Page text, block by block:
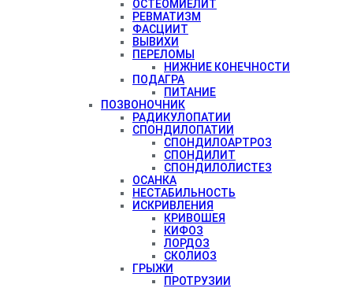
ОСТЕОМИЕЛИТ
РЕВМАТИЗМ
ФАСЦИИТ
ВЫВИХИ
ПЕРЕЛОМЫ
НИЖНИЕ КОНЕЧНОСТИ
ПОДАГРА
ПИТАНИЕ
ПОЗВОНОЧНИК
РАДИКУЛОПАТИИ
СПОНДИЛОПАТИИ
СПОНДИЛОАРТРОЗ
СПОНДИЛИТ
СПОНДИЛОЛИСТЕЗ
ОСАНКА
НЕСТАБИЛЬНОСТЬ
ИСКРИВЛЕНИЯ
КРИВОШЕЯ
КИФОЗ
ЛОРДОЗ
СКОЛИОЗ
ГРЫЖИ
ПРОТРУЗИИ